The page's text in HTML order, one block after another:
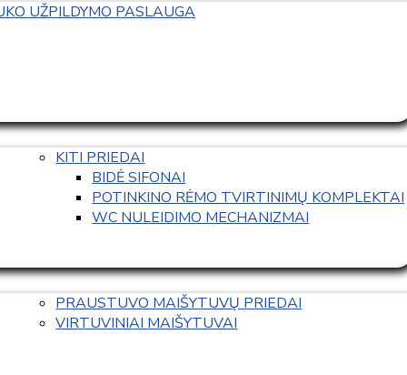
UŽPILDYMO PASLAUGA
KITI PRIEDAI
BIDĖ SIFONAI
POTINKINO RĖMO TVIRTINIMŲ KOMPLEKTAI
WC NULEIDIMO MECHANIZMAI
PRAUSTUVO MAIŠYTUVŲ PRIEDAI
VIRTUVINIAI MAIŠYTUVAI